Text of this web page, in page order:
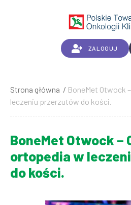
ZALOGUJ
Ścieżka
nawigacyjna
Strona główna
BoneMet Otwock
leczeniu przerzutów do kości.
BoneMet Otwock –
ortopedia w
do kości.